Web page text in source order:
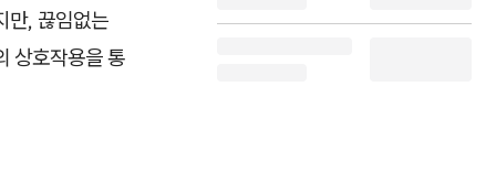
만, 끊임없는
상호작용을 통